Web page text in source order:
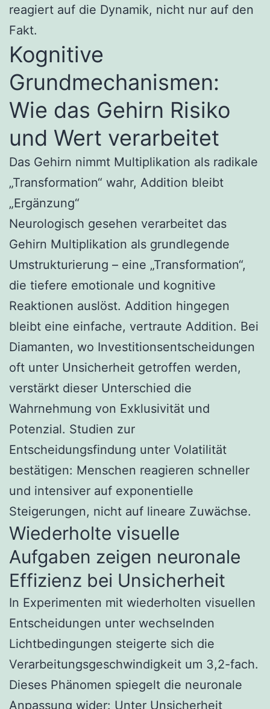
reagiert auf die Dynamik, nicht nur auf den
Fakt.
Kognitive
Grundmechanismen:
Wie das Gehirn Risiko
und Wert verarbeitet
Das Gehirn nimmt Multiplikation als radikale
„Transformation“ wahr, Addition bleibt
„Ergänzung“
Neurologisch gesehen verarbeitet das
Gehirn Multiplikation als grundlegende
Umstrukturierung – eine „Transformation“,
die tiefere emotionale und kognitive
Reaktionen auslöst. Addition hingegen
bleibt eine einfache, vertraute Addition. Bei
Diamanten, wo Investitionsentscheidungen
oft unter Unsicherheit getroffen werden,
verstärkt dieser Unterschied die
Wahrnehmung von Exklusivität und
Potenzial. Studien zur
Entscheidungsfindung unter Volatilität
bestätigen: Menschen reagieren schneller
und intensiver auf exponentielle
Steigerungen, nicht auf lineare Zuwächse.
Wiederholte visuelle
Aufgaben zeigen neuronale
Effizienz bei Unsicherheit
In Experimenten mit wiederholten visuellen
Entscheidungen unter wechselnden
Lichtbedingungen steigerte sich die
Verarbeitungsgeschwindigkeit um 3,2-fach.
Dieses Phänomen spiegelt die neuronale
Anpassung wider: Unter Unsicherheit